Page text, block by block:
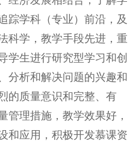
踪学科（专业）前沿，及
科学，教学手段先进，重
学生进行研究型学习和创
分析和解决问题的兴趣和
的质量意识和完整、有
管理措施，教学效果好，
和应用，积极开发慕课资